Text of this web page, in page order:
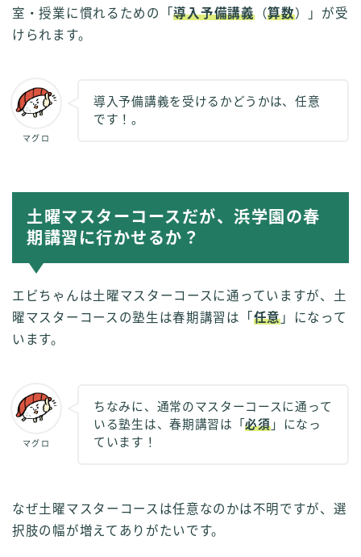
室・授業に慣れるための「導入予備講義（算数）」が受
けられます。
マグロ
導入予備講義を受けるかどうかは、任意
です！。
土曜マスターコースだが、浜学園の春
期講習に行かせるか？
エビちゃんは土曜マスターコースに通っていますが、土
曜マスターコースの塾生は春期講習は「 任意 」になって
います。
マグロ
ちなみに、通常のマスターコースに通って
いる塾生は、春期講習は「必須」になっ
ています！
なぜ土曜マスターコースは任意なのかは不明ですが、選
択肢の幅が増えてありがたいです。